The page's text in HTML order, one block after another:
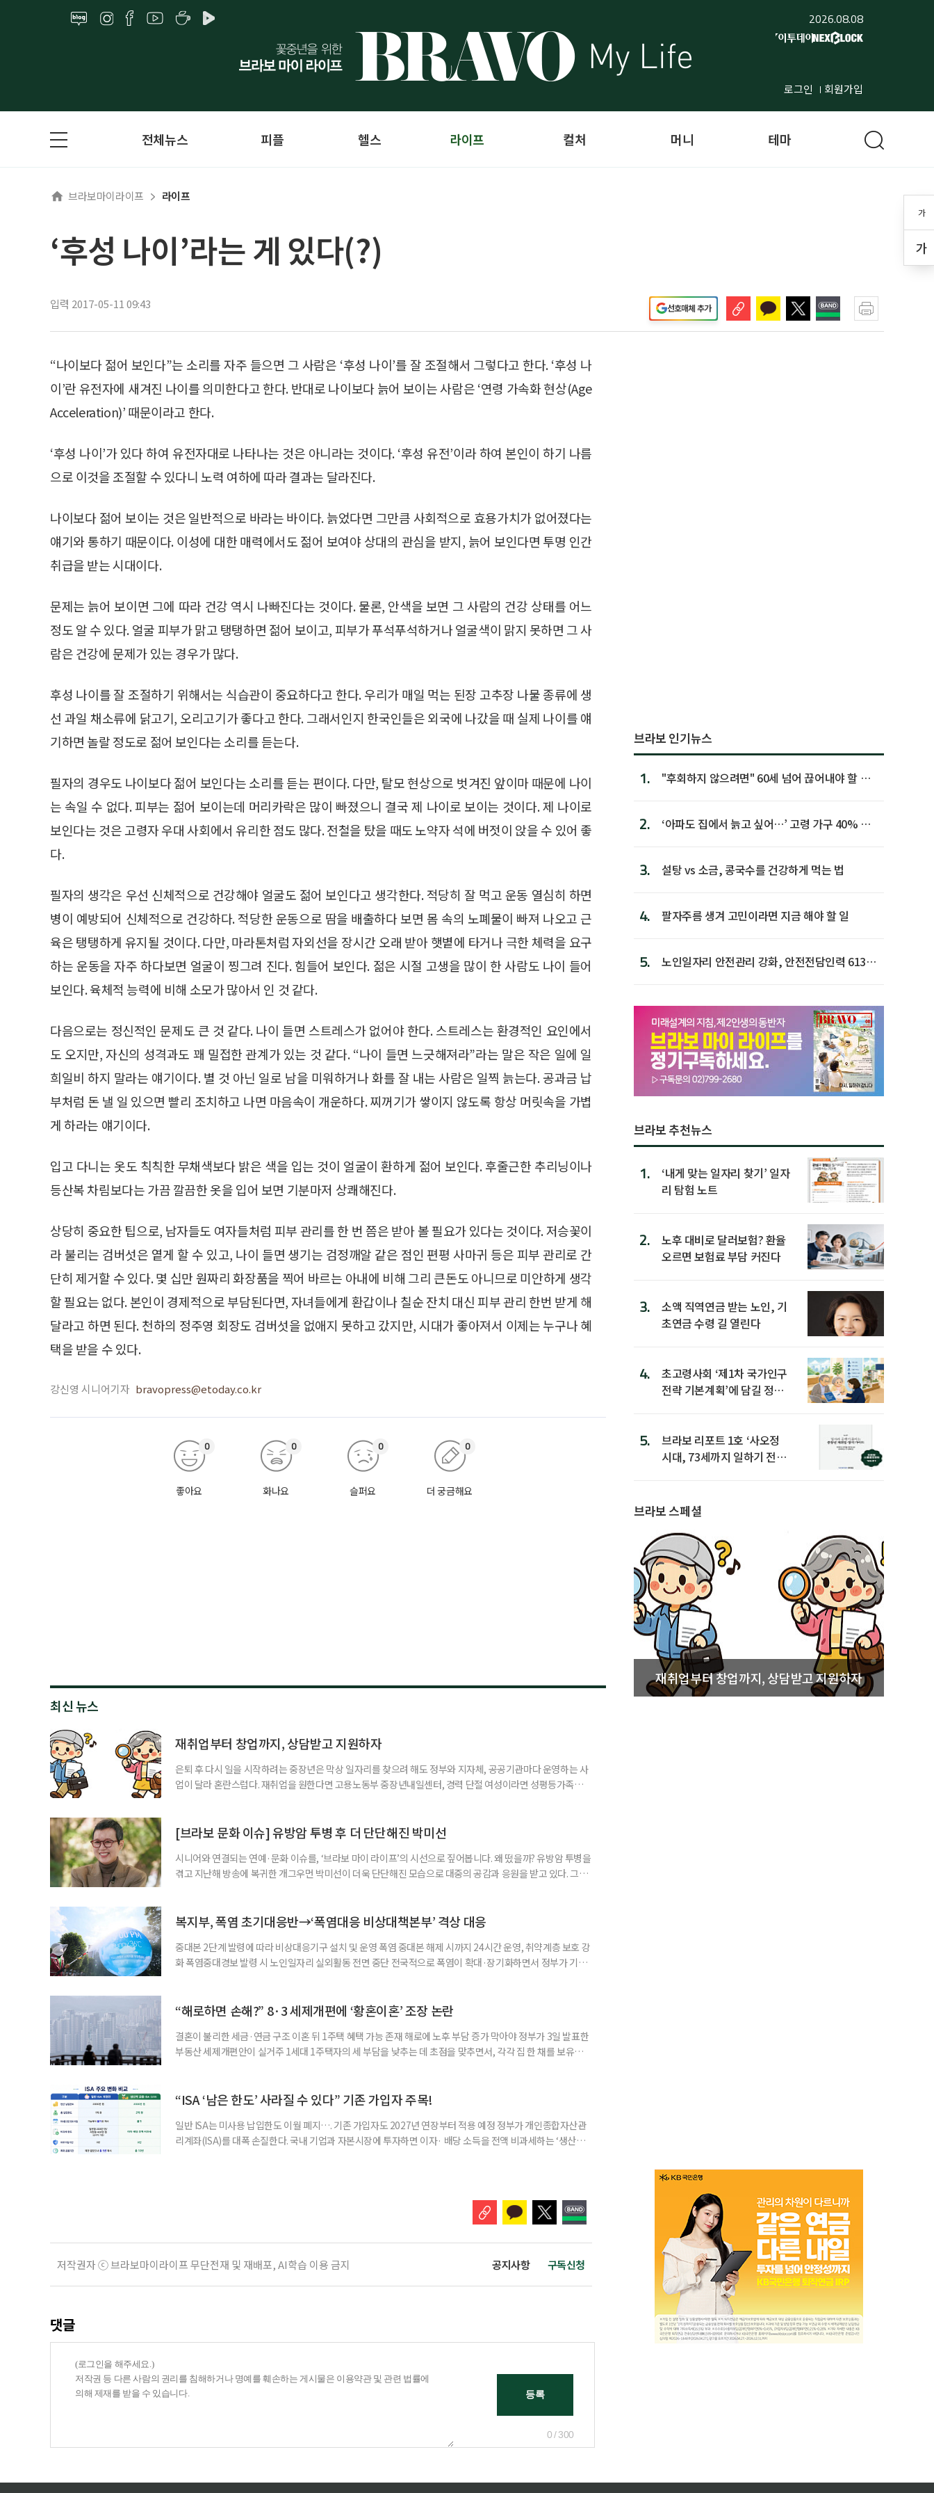
2026.08.08
로그인 회원가입
가
가
전체뉴스 피플 헬스 라이프 컬처 머니 테마
브라보마이라이프 라이프
‘후성 나이’라는 게 있다(?)
입력 2017-05-11 09:43 선호매체 추가
“나이보다 젊어 보인다”는 소리를 자주 들으면 그 사람은 ‘후성 나이’를 잘 조절해서 그렇다고 한다. ‘후성 나
이’란 유전자에 새겨진 나이를 의미한다고 한다. 반대로 나이보다 늙어 보이는 사람은 ‘연령 가속화 현상(Age
Acceleration)’ 때문이라고 한다.
‘후성 나이’가 있다 하여 유전자대로 나타나는 것은 아니라는 것이다. ‘후성 유전’이라 하여 본인이 하기 나름
으로 이것을 조절할 수 있다니 노력 여하에 따라 결과는 달라진다.
나이보다 젊어 보이는 것은 일반적으로 바라는 바이다. 늙었다면 그만큼 사회적으로 효용가치가 없어졌다는
얘기와 통하기 때문이다. 이성에 대한 매력에서도 젊어 보여야 상대의 관심을 받지, 늙어 보인다면 투명 인간
취급을 받는 시대이다.
문제는 늙어 보이면 그에 따라 건강 역시 나빠진다는 것이다. 물론, 안색을 보면 그 사람의 건강 상태를 어느
정도 알 수 있다. 얼굴 피부가 맑고 탱탱하면 젊어 보이고, 피부가 푸석푸석하거나 얼굴색이 맑지 못하면 그 사
람은 건강에 문제가 있는 경우가 많다.
후성 나이를 잘 조절하기 위해서는 식습관이 중요하다고 한다. 우리가 매일 먹는 된장 고추장 나물 종류에 생
선 과일 채소류에 닭고기, 오리고기가 좋다고 한다. 그래서인지 한국인들은 외국에 나갔을 때 실제 나이를 얘
기하면 놀랄 정도로 젊어 보인다는 소리를 듣는다.
필자의 경우도 나이보다 젊어 보인다는 소리를 듣는 편이다. 다만, 탈모 현상으로 벗겨진 앞이마 때문에 나이
는 속일 수 없다. 피부는 젊어 보이는데 머리카락은 많이 빠졌으니 결국 제 나이로 보이는 것이다. 제 나이로
보인다는 것은 고령자 우대 사회에서 유리한 점도 많다. 전철을 탔을 때도 노약자 석에 버젓이 앉을 수 있어 좋
다.
필자의 생각은 우선 신체적으로 건강해야 얼굴도 젊어 보인다고 생각한다. 적당히 잘 먹고 운동 열심히 하면
병이 예방되어 신체적으로 건강하다. 적당한 운동으로 땀을 배출하다 보면 몸 속의 노폐물이 빠져 나오고 근
육은 탱탱하게 유지될 것이다. 다만, 마라톤처럼 자외선을 장시간 오래 받아 햇볕에 타거나 극한 체력을 요구
하는 운동을 자주 하다보면 얼굴이 찡그려 진다. 힘들어 보인다. 젊은 시절 고생을 많이 한 사람도 나이 들어
보인다. 육체적 능력에 비해 소모가 많아서 인 것 같다.
다음으로는 정신적인 문제도 큰 것 같다. 나이 들면 스트레스가 없어야 한다. 스트레스는 환경적인 요인에서
도 오지만, 자신의 성격과도 꽤 밀접한 관계가 있는 것 같다. “나이 들면 느긋해져라”라는 말은 작은 일에 일
희일비 하지 말라는 얘기이다. 별 것 아닌 일로 남을 미워하거나 화를 잘 내는 사람은 일찍 늙는다. 공과금 납
부처럼 돈 낼 일 있으면 빨리 조치하고 나면 마음속이 개운하다. 찌꺼기가 쌓이지 않도록 항상 머릿속을 가볍
게 하라는 얘기이다.
입고 다니는 옷도 칙칙한 무채색보다 밝은 색을 입는 것이 얼굴이 환하게 젊어 보인다. 후줄근한 추리닝이나
등산복 차림보다는 가끔 깔끔한 옷을 입어 보면 기분마저 상쾌해진다.
상당히 중요한 팁으로, 남자들도 여자들처럼 피부 관리를 한 번 쯤은 받아 볼 필요가 있다는 것이다. 저승꽃이
라 불리는 검버섯은 옅게 할 수 있고, 나이 들면 생기는 검정깨알 같은 점인 편평 사마귀 등은 피부 관리로 간
단히 제거할 수 있다. 몇 십만 원짜리 화장품을 찍어 바르는 아내에 비해 그리 큰돈도 아니므로 미안하게 생각
할 필요는 없다. 본인이 경제적으로 부담된다면, 자녀들에게 환갑이나 칠순 잔치 대신 피부 관리 한번 받게 해
달라고 하면 된다. 천하의 정주영 회장도 검버섯을 없애지 못하고 갔지만, 시대가 좋아져서 이제는 누구나 혜
택을 받을 수 있다.
강신영 시니어기자 bravopress@etoday.co.kr
좋아요
0
화나요
0
슬퍼요
0
더 궁금해요
0
최신 뉴스
재취업부터 창업까지, 상담받고 지원하자
은퇴 후 다시 일을 시작하려는 중장년은 막상 일자리를 찾으려 해도 정부와 지자체, 공공기관마다 운영하는 사
업이 달라 혼란스럽다. 재취업을 원한다면 고용노동부 중장년내일센터, 경력 단절 여성이라면 성평등가족부
준비부터 구직 수당까지 고용노동부 국민취업지원제도 구직활동이 쉽지 않은 사람을 위한 제도다. 개인별 취
업 지원 계획을 세
[브라보 문화 이슈] 유방암 투병 후 더 단단해진 박미선
시니어와 연결되는 연예·문화 이슈를, ‘브라보 마이 라이프’의 시선으로 짚어봅니다. 왜 떴을까? 유방암 투병을
겪고 지난해 방송에 복귀한 개그우먼 박미선이 더욱 단단해진 모습으로 대중의 공감과 응원을 받고 있다. 그러
까. 오랜 방송 생활 뒤 전해진 투병 소식 박미선은 재치 있는 말솜씨와 공감 능력으로
복지부, 폭염 초기대응반→‘폭염대응 비상대책본부’ 격상 대응
중대본 2단계 발령에 따라 비상대응기구 설치 및 운영 폭염 중대본 해제 시까지 24시간 운영, 취약계층 보호 강
화 폭염중대경보 발령 시 노인일자리 실외활동 전면 중단 전국적으로 폭염이 확대·장기화하면서 정부가 기존
책본부(중대본) 2단계(심각)가 발령된 이후에도 폭염이 전국적으로 확대되고 장기화한 데 따른 것이다. 기존에
“해로하면 손해?” 8·3 세제개편에 ‘황혼이혼’ 조장 논란
결혼이 불리한 세금·연금 구조 이혼 뒤 1주택 혜택 가능 존재 해로에 노후 부담 증가 막아야 정부가 3일 발표한
부동산 세제개편안이 실거주 1세대 1주택자의 세 부담을 낮추는 데 초점을 맞추면서, 각각 집 한 채를 보유한
부가 각자 집 한 채씩을 보유하면 한 세대가 두 채를 가진 것으로 보지만, 실제 이혼해 주거와 생계를 분
“ISA ‘남은 한도’ 사라질 수 있다” 기존 가입자 주목!
일반 ISA는 미사용 납입한도 이월 폐지…. 기존 가입자도 2027년 연장부터 적용 예정 정부가 개인종합자산관
리계좌(ISA)를 대폭 손질한다. 국내 기업과 자본시장에 투자하면 이자· 배당 소득을 전액 비과세하는 ‘생산적
저작권자 ⓒ 브라보마이라이프 무단전재 및 재배포, AI학습 이용 금지 공지사항 구독신청
댓글
0 / 300
브라보 인기뉴스
1.
"후회하지 않으려면" 60세 넘어 끊어내야 할 사
2.
‘아파도 집에서 늙고 싶어…’ 고령 가구 40% 노
3. 설탕 vs 소금, 콩국수를 건강하게 먹는 법
4. 팔자주름 생겨 고민이라면 지금 해야 할 일
5.
노인일자리 안전관리 강화, 안전전담인력 613명
브라보 추천뉴스
1.
‘내게 맞는 일자리 찾기’ 일자
리 탐험 노트
2.
노후 대비로 달러보험? 환율
오르면 보험료 부담 커진다
3.
소액 직역연금 받는 노인, 기
초연금 수령 길 열린다
4.
초고령사회 ‘제1차 국가인구
전략 기본계획’에 담길 정책
5.
브라보 리포트 1호 ‘사오정
시대, 73세까지 일하기 전략’
브라보 스페셜
재취업부터 창업까지, 상담받고 지원하자